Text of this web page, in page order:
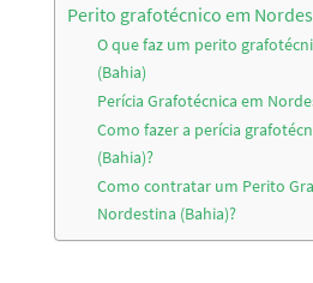
Perito grafotécnico em
O que faz um perito
(Bahia)
Perícia Grafotécnica em
Como fazer a perícia
(Bahia)?
Como contratar um Perito
Nordestina (Bahia)?